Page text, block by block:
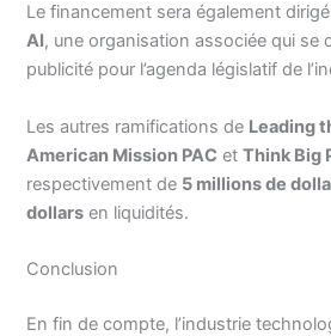
Le financement sera également
AI, une organisation associée qui se
publicité pour l’agenda législatif de
Les autres ramifications de Leading
American Mission PAC etThink Big
respectivement de 5 millions de
dollars en liquidités.
Conclusion
En fin de compte, l’industrie